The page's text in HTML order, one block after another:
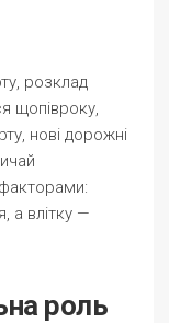
розклад
щопівроку,
нові дорожні
а влітку —
роль